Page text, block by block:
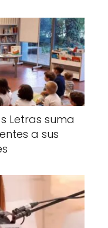
Letras suma
a sus